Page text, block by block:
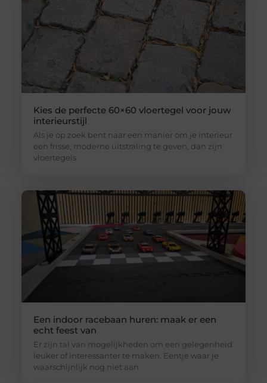
Kies de perfecte 60×60 vloertegel voor jouw
interieurstijl
Als je op zoek bent naar een manier om je interieur
een frisse, moderne uitstraling te geven, dan zijn
vloertegels
Een indoor racebaan huren: maak er een
echt feest van
Er zijn tal van mogelijkheden om een gelegenheid
leuker of interessanter te maken. Eentje waar je
waarschijnlijk nog niet aan